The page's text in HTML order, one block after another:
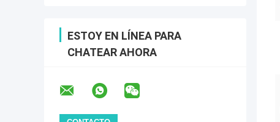
ESTOY EN LÍNEA PARA
CHATEAR AHORA